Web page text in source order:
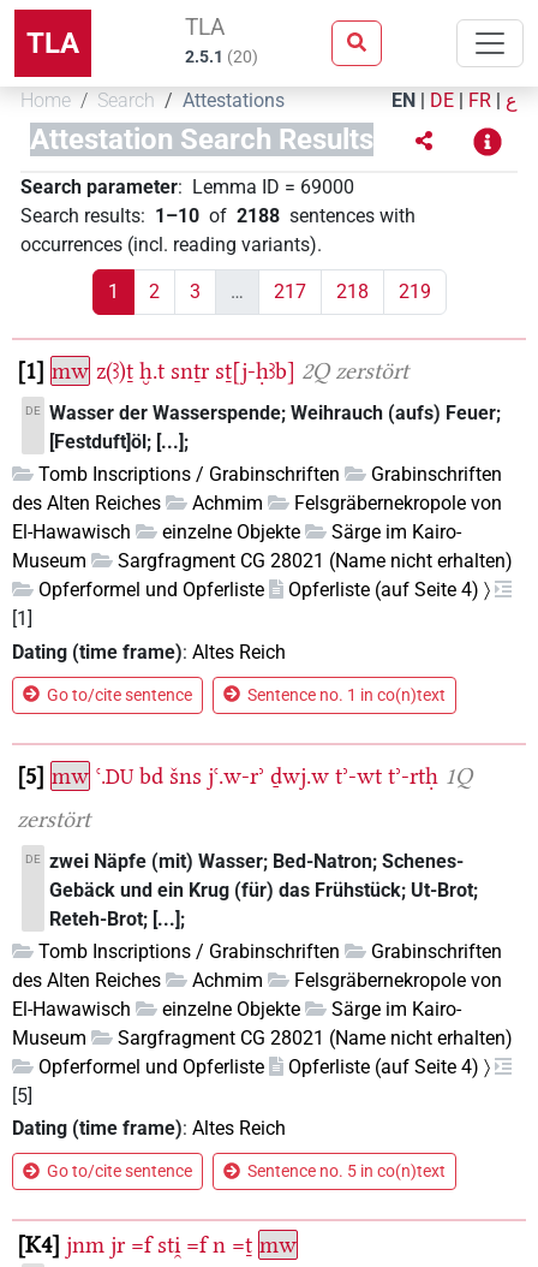
TLA TLA
2.5.1 (20)
Home Search Attestations EN | DE | FR | ع
Attestation Search Results
Search parameter: Lemma ID = 69000
Search results: 1–10 of 2188 sentences with
occurrences (incl. reading variants).
1 2 3 … 217 218 219
1 mw z(ꜣ)ṯ ḫ.t snṯr sṯ[j-ḥꜣb] 2Q zerstört
DE Wasser der Wasserspende; Weihrauch (aufs) Feuer;
[Festduft]öl; [...];
Tomb Inscriptions / Grabinschriften
Grabinschriften
des Alten Reiches
Achmim
Felsgräbernekropole von
El-Hawawisch
einzelne Objekte
Särge im Kairo-
Museum
Sargfragment CG 28021 (Name nicht erhalten)
Opferformel und Opferliste
Opferliste (auf Seite 4) 〉
[1]
Dating (time frame): Altes Reich
Go to/cite sentence Sentence no. 1 in co(n)text
5 mw ꜥ.DU bd šns jꜥ.w-rʾ ḏwj.w tʾ-wt tʾ-rtḥ 1Q
zerstört
DE zwei Näpfe (mit) Wasser; Bed-Natron; Schenes-
Gebäck und ein Krug (für) das Frühstück; Ut-Brot;
Reteh-Brot; [...];
Tomb Inscriptions / Grabinschriften
Grabinschriften
des Alten Reiches
Achmim
Felsgräbernekropole von
El-Hawawisch
einzelne Objekte
Särge im Kairo-
Museum
Sargfragment CG 28021 (Name nicht erhalten)
Opferformel und Opferliste
Opferliste (auf Seite 4) 〉
[5]
Dating (time frame): Altes Reich
Go to/cite sentence Sentence no. 5 in co(n)text
K4 jnm jr =f sti̯ =f n =ṯ mw